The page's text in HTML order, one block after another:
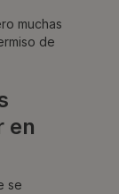
muchas
de
en
se